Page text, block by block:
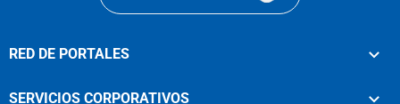
RED DE PORTALES
SERVICIOS CORPORATIVOS